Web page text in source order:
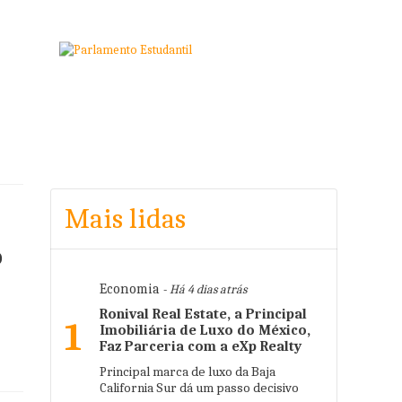
Mais lidas
1
Economia - Há 4 dias atrás
Ronival Real Estate, a Principal
Imobiliária de Luxo do México,
Faz Parceria com a eXp Realty
Principal marca de luxo da Baja
California Sur dá um passo decisivo